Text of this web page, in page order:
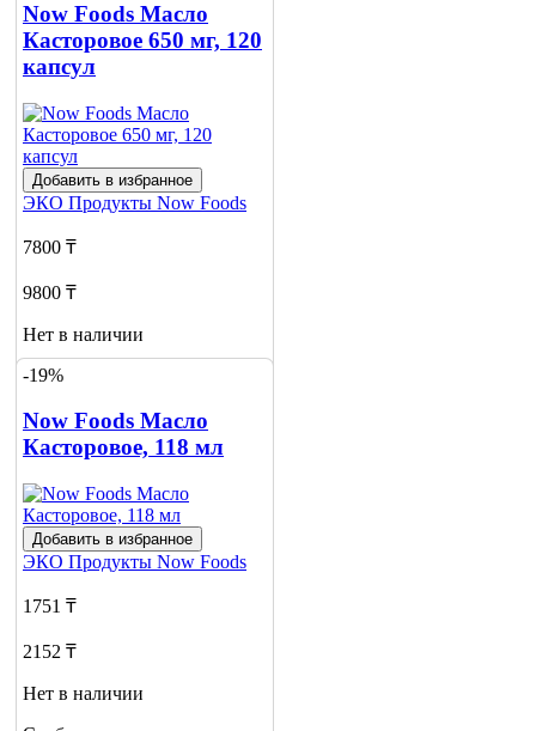
Now Foods Масло
Касторовое 650 мг, 120
капсул
Добавить в избранное
ЭКО Продукты Now Foods
7800 ₸
9800 ₸
Нет в наличии
Сообщить
-19%
Now Foods Масло
Касторовое, 118 мл
Добавить в избранное
ЭКО Продукты Now Foods
1751 ₸
2152 ₸
Нет в наличии